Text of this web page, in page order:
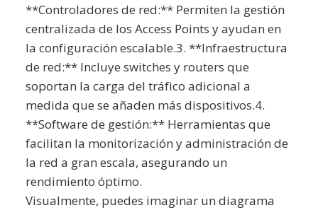
**Controladores de red:** Permiten la gestión
centralizada de los Access Points y ayudan en
la configuración escalable.3. **Infraestructura
de red:** Incluye switches y routers que
soportan la carga del tráfico adicional a
medida que se añaden más dispositivos.4.
**Software de gestión:** Herramientas que
facilitan la monitorización y administración de
la red a gran escala, asegurando un
rendimiento óptimo.
Visualmente, puedes imaginar un diagrama